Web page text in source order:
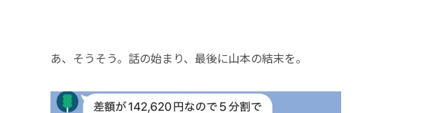
あ、そうそう。話の始まり、最後に山本の結末を。